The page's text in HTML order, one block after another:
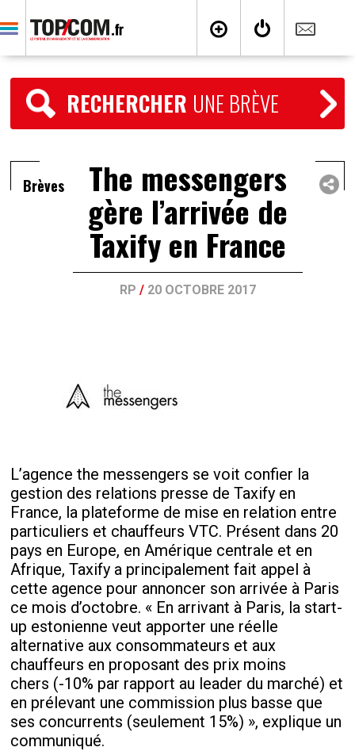
RECHERCHER UNE BRÈVE
Brèves The messengers
gère l’arrivée de
Taxify en France
RP / 20 OCTOBRE 2017
L’agence the messengers se voit confier la
gestion des relations presse de Taxify en
France, la plateforme de mise en relation entre
particuliers et chauffeurs VTC. Présent dans 20
pays en Europe, en Amérique centrale et en
Afrique, Taxify a principalement fait appel à
cette agence pour annoncer son arrivée à Paris
ce mois d’octobre. « En arrivant à Paris, la start-
up estonienne veut apporter une réelle
alternative aux consommateurs et aux
chauffeurs en proposant des prix moins
chers (-10% par rapport au leader du marché) et
en prélevant une commission plus basse que
ses concurrents (seulement 15%) », explique un
communiqué.